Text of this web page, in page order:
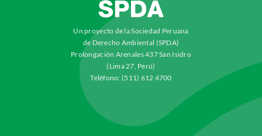
Un proyecto de la Sociedad Peruana
de Derecho Ambiental (SPDA)
Prolongación Arenales 437 San Isidro
(Lima 27, Perú)
Teléfono: (511) 612 4700